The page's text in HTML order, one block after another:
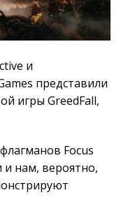
и
представили
игры GreedFall,
Focus
нам, вероятно,